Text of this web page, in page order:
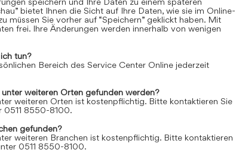
bietet Ihnen die Sicht auf Ihre Daten, wie sie im Online-
müssen Sie vorher auf “Speichern” geklickt haben. Mit
frei. Ihre Änderungen werden innerhalb von wenigen
tun?
Bereich des Service Center Online jederzeit
weiteren Orten gefunden werden?
weiteren Orten ist kostenpflichtig. Bitte kontaktieren Sie
0511 8550-8100.
gefunden?
weiteren Branchen ist kostenpflichtig. Bitte kontaktieren
0511 8550-8100.